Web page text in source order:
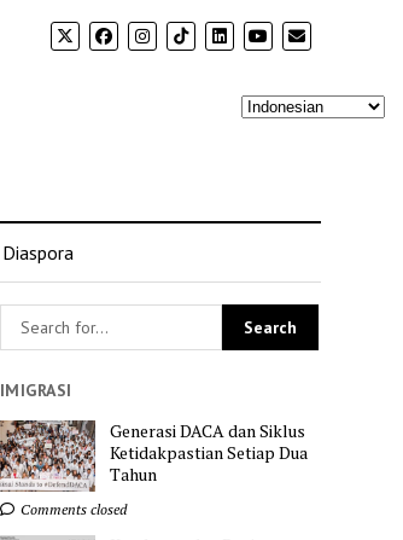
Diaspora
IMIGRASI
Generasi DACA dan Siklus
Ketidakpastian Setiap Dua
Tahun
Comments closed